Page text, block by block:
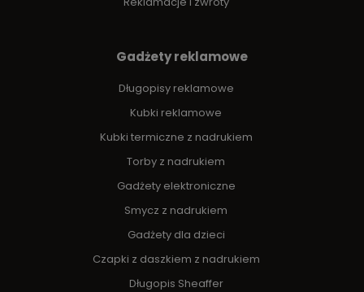
Gadżety reklamowe
Długopisy reklamowe
Kubki reklamowe
Kubki termiczne z nadrukiem
Torby z nadrukiem
Gadżety elektroniczne
Smycz z nadrukiem
Gadżety dla dzieci
Czapki z daszkiem z nadrukiem
Długopis Sheaffer